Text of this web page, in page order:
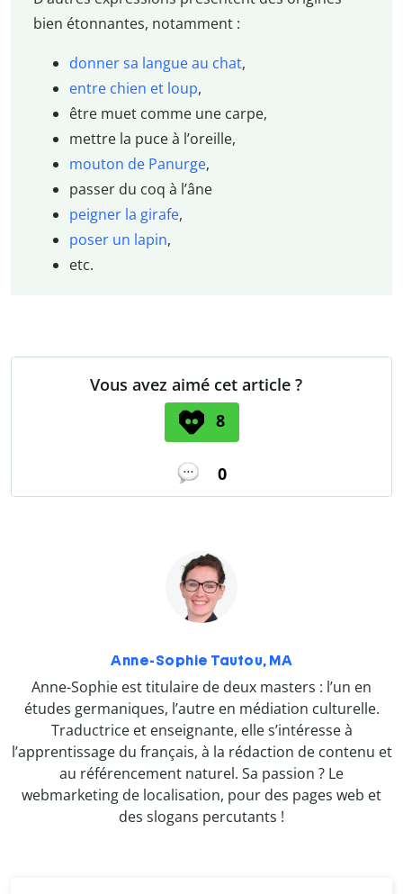
bien étonnantes, notamment :
donner sa langue au chat,
entre chien et loup,
être muet comme une carpe,
mettre la puce à l’oreille,
mouton de Panurge,
passer du coq à l’âne
peigner la girafe,
poser un lapin,
etc.
Vous avez aimé cet article ?
8
0
Anne-Sophie Tautou, MA
Anne-Sophie est titulaire de deux masters : l’un en
études germaniques, l’autre en médiation culturelle.
Traductrice et enseignante, elle s’intéresse à
l’apprentissage du français, à la rédaction de contenu et
au référencement naturel. Sa passion ? Le
webmarketing de localisation, pour des pages web et
des slogans percutants !